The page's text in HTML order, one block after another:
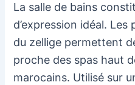
La salle de bains
d’expression idéal.
du zellige permettent
proche des spas haut
marocains. Utilisé sur